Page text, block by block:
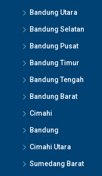
Bandung Utara
Bandung Selatan
Bandung Pusat
Bandung Timur
Bandung Tengah
Bandung Barat
Cimahi
Bandung
Cimahi Utara
Sumedang Barat